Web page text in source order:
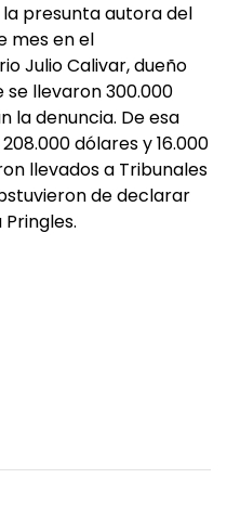
presunta autora del
mes en el
Julio Calivar, dueño
se llevaron 300.000
la denuncia. De esa
dólares y 16.000
llevados a Tribunales
de declarar